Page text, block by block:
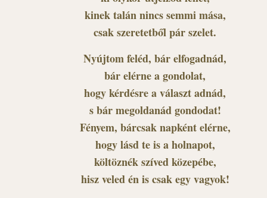
kinek talán nincs semmi mása,
csak szeretetből pár szelet.
Nyújtom feléd, bár elfogadnád,
bár elérne a gondolat,
hogy kérdésre a választ adnád,
s bár megoldanád gondodat!
Fényem, bárcsak napként elérne,
hogy lásd te is a holnapot,
költöznék szíved közepébe,
hisz veled én is csak egy vagyok!